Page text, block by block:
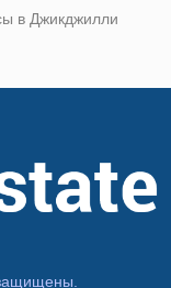
в Джикджилли